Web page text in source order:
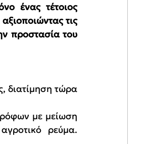
ένας τέτοιος
τις
προστασία του
διατίμηση τώρα
με μείωση
ρεύμα.